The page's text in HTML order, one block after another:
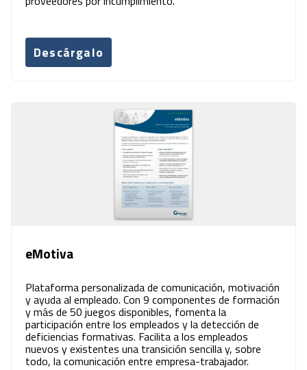
Descárgalo
eMotiva
Plataforma personalizada de comunicación, motivación
y ayuda al empleado. Con 9 componentes de formación
y más de 50 juegos disponibles, fomenta la
participación entre los empleados y la detección de
deficiencias formativas. Facilita a los empleados
nuevos y existentes una transición sencilla y, sobre
todo, la comunicación entre empresa-trabajador.